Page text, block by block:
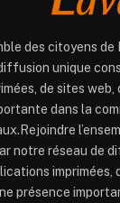
des citoyens
unique
de sites web,
dans la
notre réseau de
imprimées,
présence